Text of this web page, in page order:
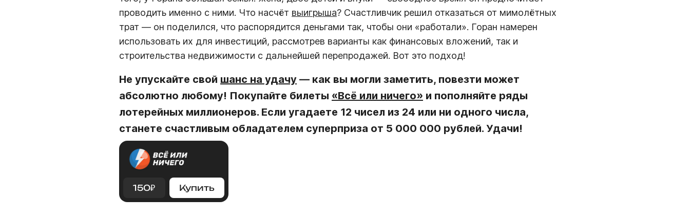
проводить именно с ними. Что насчёт выигрыша? Счастливчик решил отказаться от мимолётных
трат — он поделился, что распорядится деньгами так, чтобы они «работали». Горан намерен
использовать их для инвестиций, рассмотрев варианты как финансовых вложений, так и
строительства недвижимости с дальнейшей перепродажей. Вот это подход!
Не упускайте свой шанс на удачу — как вы могли заметить, повезти может
абсолютно любому! Покупайте билеты «Всё или ничего» и пополняйте ряды
лотерейных миллионеров. Если угадаете 12 чисел из 24 или ни одного числа,
станете счастливым обладателем суперприза от 5 000 000 рублей. Удачи!
150₽ Купить